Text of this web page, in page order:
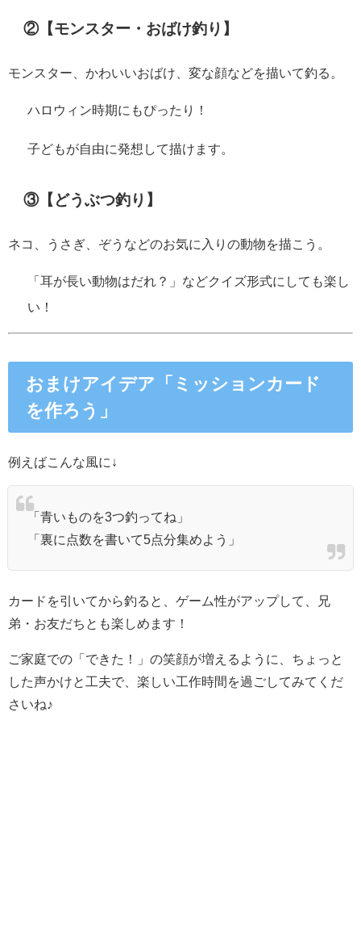
②【モンスター・おばけ釣り】
モンスター、かわいいおばけ、変な顔などを描いて釣る。
ハロウィン時期にもぴったり！
子どもが自由に発想して描けます。
③【どうぶつ釣り】
ネコ、うさぎ、ぞうなどのお気に入りの動物を描こう。
「耳が長い動物はだれ？」などクイズ形式にしても楽し
い！
おまけアイデア「ミッションカード
を作ろう」
例えばこんな風に↓
「青いものを3つ釣ってね」
「裏に点数を書いて5点分集めよう」
カードを引いてから釣ると、ゲーム性がアップして、兄
弟・お友だちとも楽しめます！
ご家庭での「できた！」の笑顔が増えるように、ちょっと
した声かけと工夫で、楽しい工作時間を過ごしてみてくだ
さいね♪